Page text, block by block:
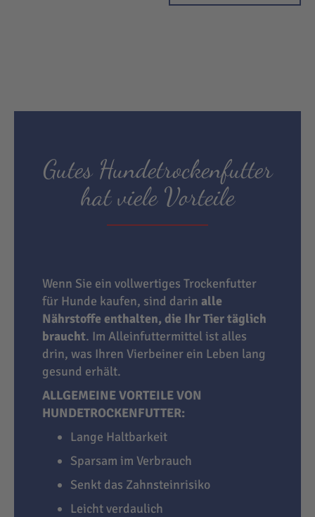
Gutes Hundetrockenfutter
hat viele Vorteile
Wenn Sie ein vollwertiges Trockenfutter
für Hunde kaufen, sind darin alle
Nährstoffe enthalten, die Ihr Tier täglich
braucht. Im Alleinfuttermittel ist alles
drin, was Ihren Vierbeiner ein Leben lang
gesund erhält.
ALLGEMEINE VORTEILE VON
HUNDETROCKENFUTTER:
Lange Haltbarkeit
Sparsam im Verbrauch
Senkt das Zahnsteinrisiko
Leicht verdaulich